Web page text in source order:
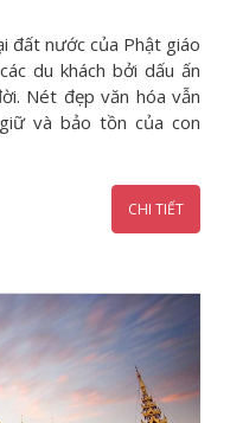
đất nước của Phật giáo
du khách bởi dấu ấn
Nét đẹp văn hóa vẫn
và bảo tồn của con
CHI TIẾT